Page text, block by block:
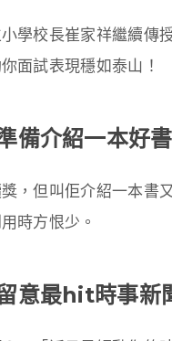
學校長崔家祥繼續傳
面試表現穩如泰山！
備介紹一本好書
，但叫佢介紹一本書
時方恨少。
意最hit時事新